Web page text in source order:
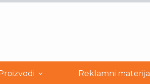
Reklamni materijal